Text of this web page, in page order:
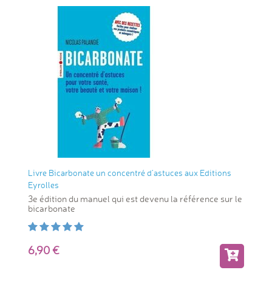
Livre Bicarbonate un concentré d'astuces aux Editions
Eyrolles
3e édition du manuel qui est devenu la référence sur le
bicarbonate
6,90